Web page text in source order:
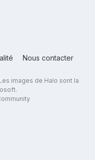
Nous contacter
images de Halo sont la